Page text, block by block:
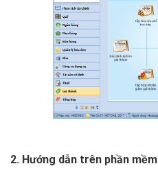
2. Hướng dẫn trên phần mềm